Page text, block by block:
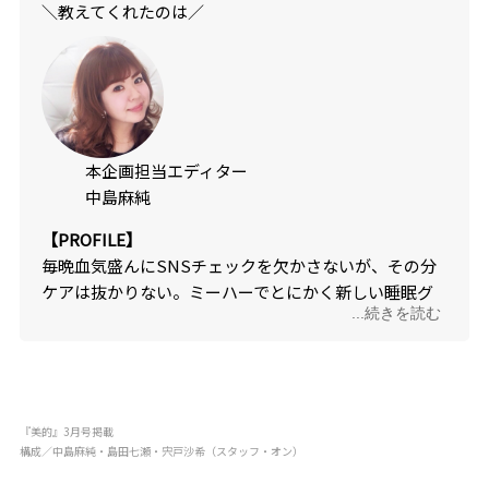
＼教えてくれたのは／
本企画担当エディター
中島麻純
【PROFILE】
毎晩血気盛んにSNSチェックを欠かさないが、その分
ケアは抜かりない。ミーハーでとにかく新しい睡眠グ
...続きを読む
『美的』3月号掲載
構成／中島麻純・島田七瀬・宍戸沙希（スタッフ・オン）